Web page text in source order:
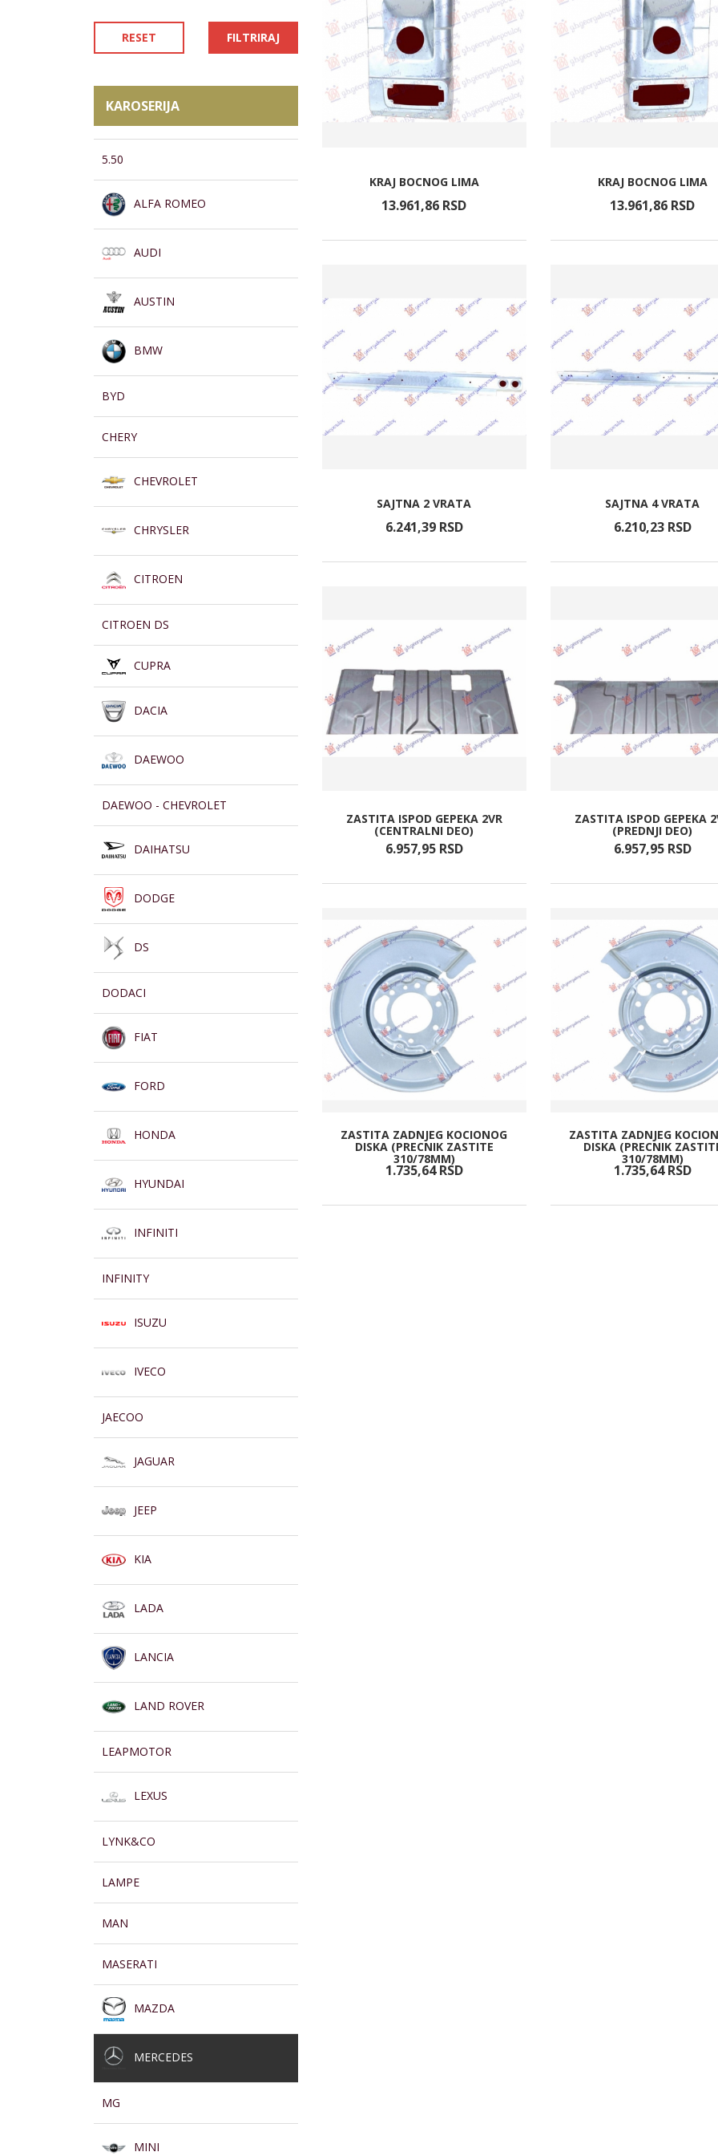
RESET FILTRIRAJ
KAROSERIJA
5.50
ALFA ROMEO
AUDI
AUSTIN
BMW
BYD
CHERY
CHEVROLET
CHRYSLER
CITROEN
CITROEN DS
CUPRA
DACIA
DAEWOO
DAEWOO - CHEVROLET
DAIHATSU
DODGE
DS
DODACI
FIAT
FORD
HONDA
HYUNDAI
INFINITI
INFINITY
ISUZU
IVECO
JAECOO
JAGUAR
JEEP
KIA
LADA
LANCIA
LAND ROVER
LEAPMOTOR
LEXUS
LYNK&CO
LAMPE
MAN
MASERATI
MAZDA
MERCEDES
MG
MINI
KRAJ BOCNOG LIMA
13.961,86 RSD
KRAJ BOCNOG LIMA
13.961,86 RSD
SAJTNA 2 VRATA
6.241,39 RSD
SAJTNA 4 VRATA
6.210,23 RSD
ZASTITA ISPOD GEPEKA 2VR
(CENTRALNI DEO)
6.957,95 RSD
ZASTITA ISPOD GEPEKA
(PREDNJI DEO)
6.957,95 RSD
ZASTITA ZADNJEG KOCIONOG
DISKA (PRECNIK ZASTITE
310/78MM)
1.735,64 RSD
ZASTITA ZADNJEG
DISKA (PRECNIK
310/78MM)
1.735,64 RSD